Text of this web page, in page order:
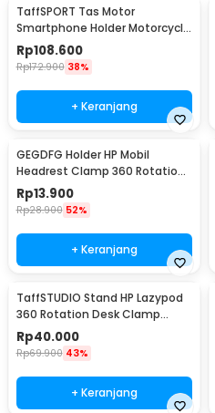
TaffSPORT Tas Motor
Smartphone Holder Motorcycle
Fuel Bag - SA212
Rp108.600
Rp172.900 38%
+ Keranjang
GEGDFG Holder HP Mobil
Headrest Clamp 360 Rotation
Car Phone Holder - GP97
Rp13.900
Rp28.900 52%
+ Keranjang
TaffSTUDIO Stand HP Lazypod
360 Rotation Desk Clamp
Smartphone Holder - D9
Rp40.000
Rp69.900 43%
+ Keranjang